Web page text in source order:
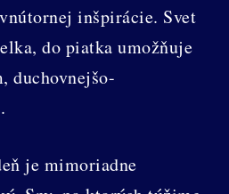
inšpirácie. Svet
do piatka umožňuje
duchovnejšo-
je mimoriadne